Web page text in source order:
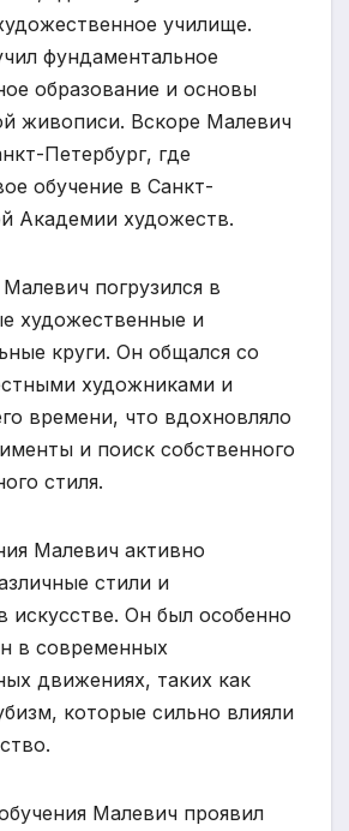
училище.
фундаментальное
образование и основы
живописи. Вскоре Малевич
Петербург, где
обучение в Санкт-
Академии художеств.
погрузился в
художественные и
круги. Он общался со
художниками и
времени, что вдохновляло
и поиск собственного
стиля.
Малевич активно
стили и
искусстве. Он был особенно
в современных
движениях, таких как
которые сильно влияли
Малевич проявил